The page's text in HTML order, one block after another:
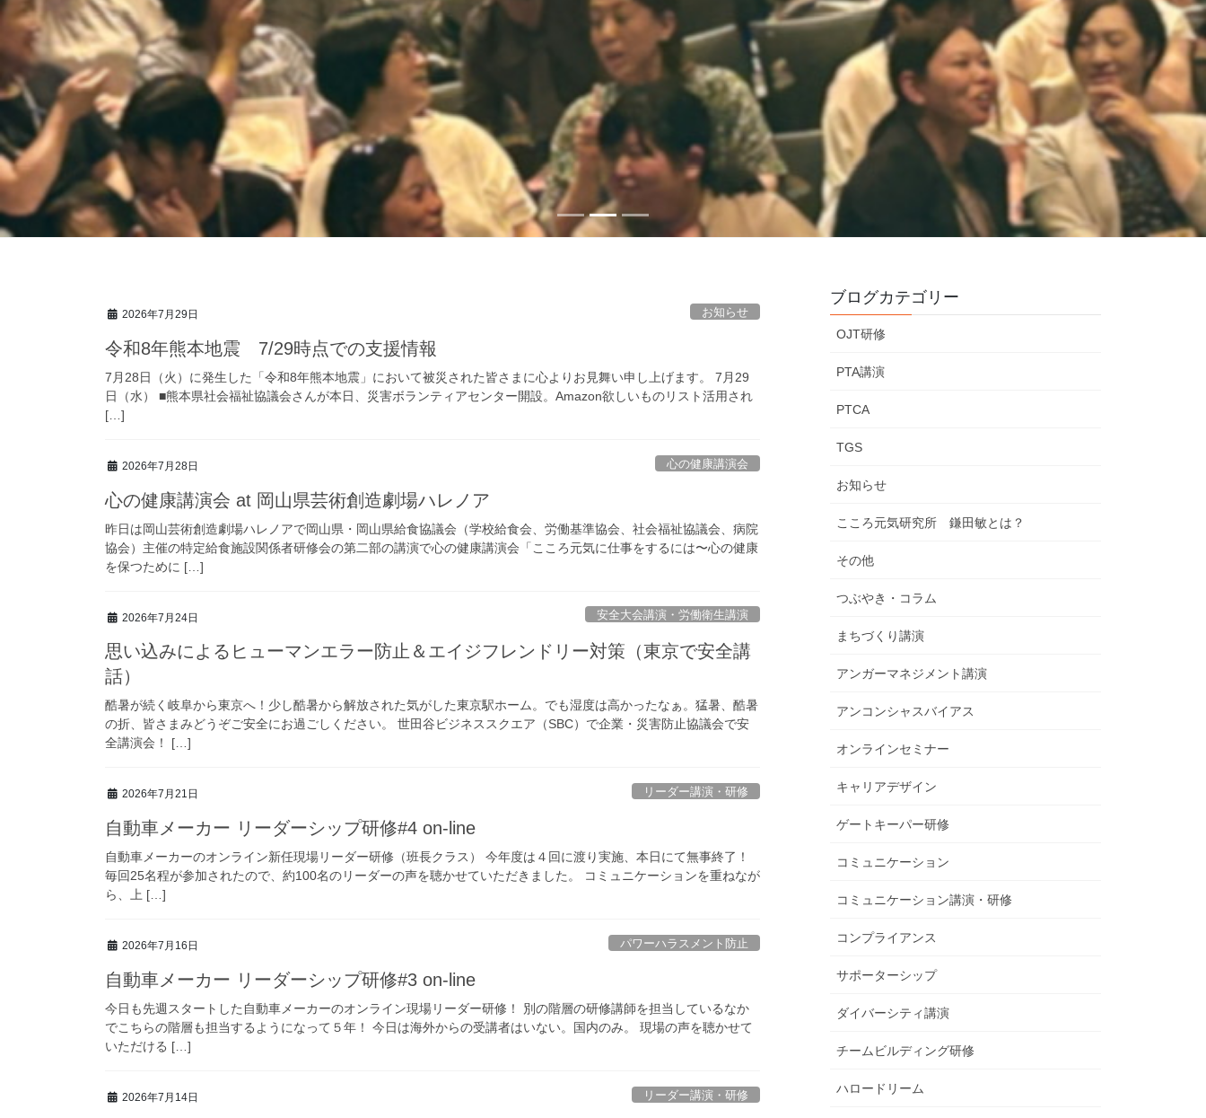
2026年7月29日 お知らせ
令和8年熊本地震 7/29時点での支援情報
7月28日（火）に発生した「令和8年熊本地震」において被災された皆さまに心よりお見舞い申し上げます。 7月29
日（水） ■熊本県社会福祉協議会さんが本日、災害ボランティアセンター開設。Amazon欲しいものリスト活用され
[…]
2026年7月28日 心の健康講演会
心の健康講演会 at 岡山県芸術創造劇場ハレノア
昨日は岡山芸術創造劇場ハレノアで岡山県・岡山県給食協議会（学校給食会、労働基準協会、社会福祉協議会、病院
協会）主催の特定給食施設関係者研修会の第二部の講演で心の健康講演会「こころ元気に仕事をするには〜心の健康
を保つために […]
2026年7月24日 安全大会講演・労働衛生講演
思い込みによるヒューマンエラー防止＆エイジフレンドリー対策（東京で安全講
話）
酷暑が続く岐阜から東京へ！少し酷暑から解放された気がした東京駅ホーム。でも湿度は高かったなぁ。猛暑、酷暑
の折、皆さまみどうぞご安全にお過ごしください。 世田谷ビジネススクエア（SBC）で企業・災害防止協議会で安
全講演会！ […]
2026年7月21日 リーダー講演・研修
自動車メーカー リーダーシップ研修#4 on-line
自動車メーカーのオンライン新任現場リーダー研修（班長クラス） 今年度は４回に渡り実施、本日にて無事終了！
毎回25名程が参加されたので、約100名のリーダーの声を聴かせていただきました。 コミュニケーションを重ねなが
ら、上 […]
2026年7月16日 パワーハラスメント防止
自動車メーカー リーダーシップ研修#3 on-line
今日も先週スタートした自動車メーカーのオンライン現場リーダー研修！ 別の階層の研修講師を担当しているなか
でこちらの階層も担当するようになって５年！ 今日は海外からの受講者はいない。国内のみ。 現場の声を聴かせて
いただける […]
2026年7月14日 リーダー講演・研修
ブログカテゴリー
OJT研修
PTA講演
PTCA
TGS
お知らせ
こころ元気研究所 鎌田敏とは？
その他
つぶやき・コラム
まちづくり講演
アンガーマネジメント講演
アンコンシャスバイアス
オンラインセミナー
キャリアデザイン
ゲートキーパー研修
コミュニケーション
コミュニケーション講演・研修
コンプライアンス
サポーターシップ
ダイバーシティ講演
チームビルディング研修
ハロードリーム